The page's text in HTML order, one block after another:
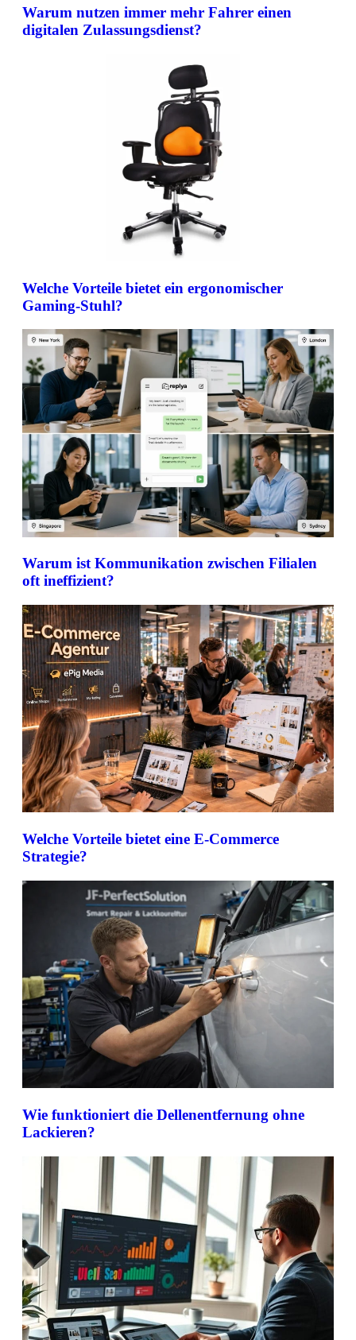
Warum nutzen immer mehr Fahrer einen
digitalen Zulassungsdienst?
Welche Vorteile bietet ein ergonomischer
Gaming-Stuhl?
Warum ist Kommunikation zwischen Filialen
oft ineffizient?
Welche Vorteile bietet eine E-Commerce
Strategie?
Wie funktioniert die Dellenentfernung ohne
Lackieren?